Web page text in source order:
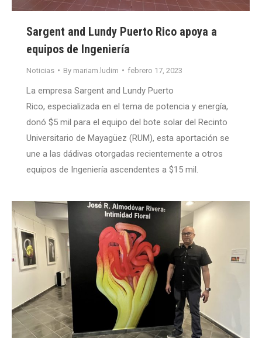
Sargent and Lundy Puerto Rico apoya a
equipos de Ingeniería
Noticias By mariam.ludim febrero 17, 2023
La empresa Sargent and Lundy Puerto
Rico, especializada en el tema de potencia y energía,
donó $5 mil para el equipo del bote solar del Recinto
Universitario de Mayagüez (RUM), esta aportación se
une a las dádivas otorgadas recientemente a otros
equipos de Ingeniería ascendentes a $15 mil.